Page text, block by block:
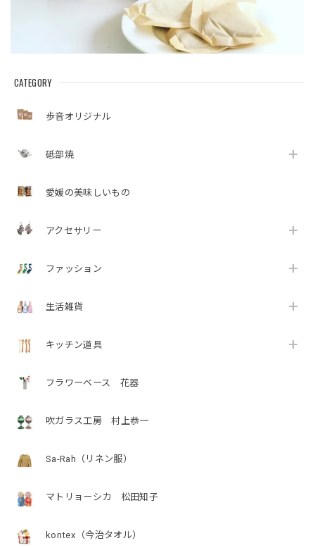
CATEGORY
歩音オリジナル
砥部焼
愛媛の美味しいもの
アクセサリー
ファッション
生活雑貨
キッチン道具
フラワーベース 花器
吹ガラス工房 村上恭一
Sa-Rah（リネン服）
マトリョーシカ 松田知子
kontex（今治タオル）